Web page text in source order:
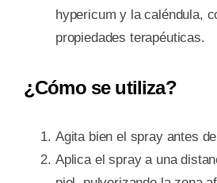
hypericum y la caléndula,
propiedades terapéuticas.
¿Cómo se utiliza?
Agita bien el spray antes
Aplica el spray a una